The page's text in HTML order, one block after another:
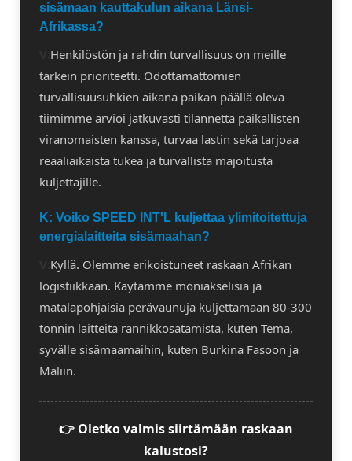
sisämaan kauttakulun aikana Länsi-
Afrikassa?
Henkilöstön ja rahdin turvallisuus on meille
tärkein prioriteetti. Odottamattomien
turvallisuusuhkien aikana paikan päällä oleva
tiimimme arvioi jatkuvasti tilannetta paikallisten
viranomaisten kanssa, turvaa lastin sekä tarjoaa
reaaliaikaista tukea ja turvallista majoitusta
kuljettajille.
K: Voiko SPEED INT'L kuljettaa ylimitoitettuja
energialaitteita sisämaahan?
Kyllä. Olemme erikoistuneet raskaan Afrikan
logistiikkaan. Käytämme moniakselisia ja
matalapohjaisia ​​perävaunuja kuljettamaan 80-300
tonnin laitteita rannikkosatamista, kuten Tema,
syvälle sisämaamaihin, kuten Burkina Fasoon ja
Maliin.
👉 Oletko valmis siirtämään raskaan
kalustosi?